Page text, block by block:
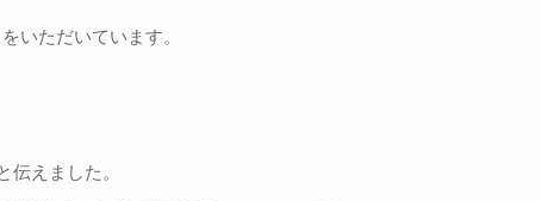
いただいています。
えました。